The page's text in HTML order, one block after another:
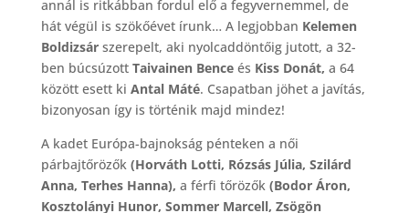
annál is ritkábban fordul elő a fegyvernemmel, de
hát végül is szökőévet írunk… A legjobban Kelemen
Boldizsárszerepelt, aki nyolcaddöntőig jutott, a 32-
ben búcsúzott Taivainen Bence és Kiss Donát, a 64
között esett ki Antal Máté. Csapatban jöhet a javítás,
bizonyosan így is történik majd mindez!
A kadet Európa-bajnokság pénteken a női
párbajtőrözők (Horváth Lotti, Rózsás Júlia, Szilárd
Anna, Terhes Hanna), a férfi tőrözők (Bodor Áron,
Kosztolányi Hunor, Sommer Marcell, Zsögön